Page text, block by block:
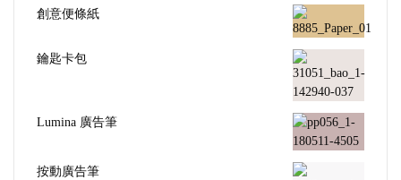
創意便條紙
鑰匙卡包
Lumina 廣告筆
按動廣告筆